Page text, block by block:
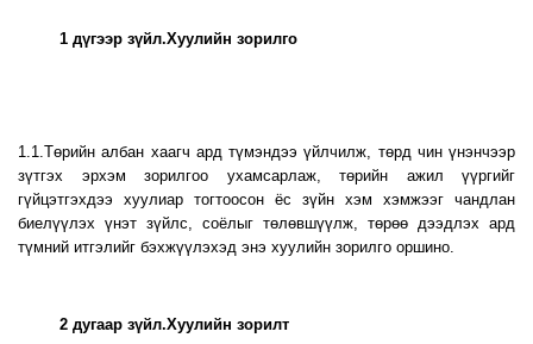
1 дүгээр зүйл.Хуулийн зорилго
1.1.Төрийн албан хаагч ард түмэндээ үйлчилж, төрд чин үнэнчээр
зүтгэх эрхэм зорилгоо ухамсарлаж, төрийн ажил үүргийг
гүйцэтгэхдээ хуулиар тогтоосон ёс зүйн хэм хэмжээг чандлан
биелүүлэх үнэт зүйлс, соёлыг төлөвшүүлж, төрөө дээдлэх ард
түмний итгэлийг бэхжүүлэхэд энэ хуулийн зорилго оршино.
2 дугаар зүйл.Хуулийн зорилт